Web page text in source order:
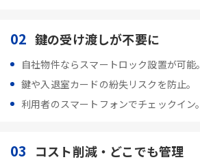
02 鍵の受け渡しが不要に
自社物件ならスマートロック設置が可能。
鍵や入退室カードの紛失リスクを防止。
利用者のスマートフォンでチェックイン。
03 コスト削減・どこでも管理